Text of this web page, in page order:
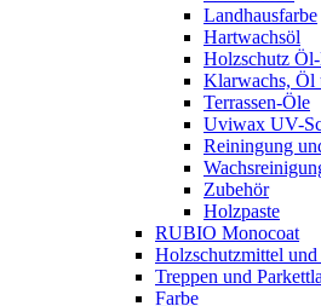
Landhausfarbe
Hartwachsöl
Holzschutz
Klarwachs, Öl
Terrassen-Öle
Uviwax UV-
Reiningung
Zubehör
Holzpaste
RUBIO Monocoat
Holzschutzmittel
Treppen und
Farbe